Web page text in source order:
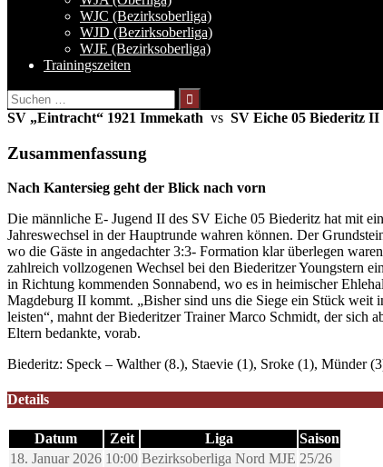
WJC (Bezirksoberliga)
WJD (Bezirksoberliga)
WJE (Bezirksoberliga)
Trainingszeiten
Suchen
nach:
SV „Eintracht“ 1921 Immekath vs SV Eiche 05 Biederitz II
Zusammenfassung
Nach Kantersieg geht der Blick nach vorn
Die männliche E- Jugend II des SV Eiche 05 Biederitz hat mit
Jahreswechsel in der Hauptrunde wahren können. Der
wo die Gäste in angedachter 3:3- Formation klar überlegen
zahlreich vollzogenen Wechsel bei den Biederitzer Youngstern
in Richtung kommenden Sonnabend, wo es in heimischer
Magdeburg II kommt. „Bisher sind uns die Siege ein Stück
leisten“, mahnt der Biederitzer Trainer Marco Schmidt, der sich
Eltern bedankte, vorab.
Biederitz: Speck – Walther (8.), Staevie (1), Sroke (1), Münder
Details
Datum Zeit Liga
Saison
18. Januar 2026 10:00 Bezirksoberliga Nord MJE 25/26